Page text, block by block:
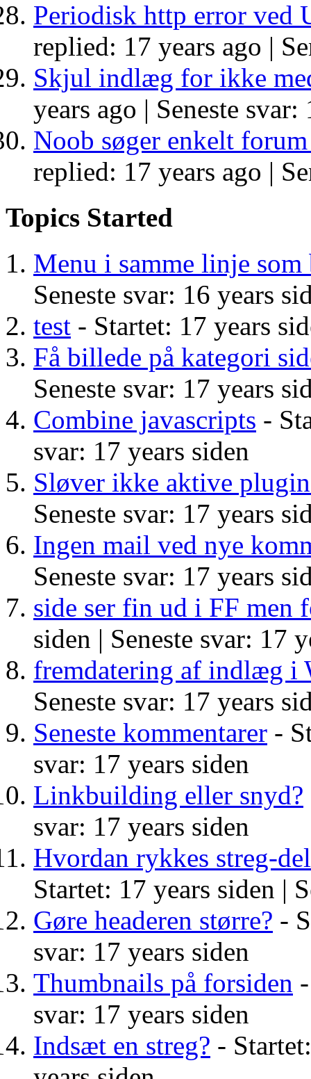
Periodisk http error ved
replied: 17 years ago |
Skjul indlæg for ikke
years ago | Seneste svar:
Noob søger enkelt
replied: 17 years ago |
Topics Started
Menu i samme linje
Seneste svar: 16 years
test - Startet: 17 years
Få billede på kategori
Seneste svar: 17 years
Combine javascripts -
svar: 17 years siden
Sløver ikke aktive
Seneste svar: 17 years
Ingen mail ved nye
Seneste svar: 17 years
side ser fin ud i FF
siden | Seneste svar: 17
fremdatering af indlæg i
Seneste svar: 17 years
Seneste kommentarer -
svar: 17 years siden
Linkbuilding eller snyd?
svar: 17 years siden
Hvordan rykkes streg-
Startet: 17 years siden |
Gøre headeren større? -
svar: 17 years siden
Thumbnails på forsiden
svar: 17 years siden
Indsæt en streg? -